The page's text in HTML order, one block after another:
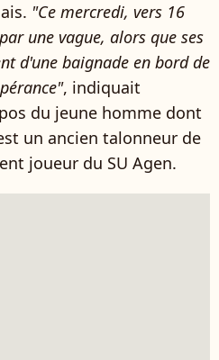
"Ce mercredi, vers 16
une vague, alors que ses
d'une baignade en bord de
, indiquait
du jeune homme dont
un ancien talonneur de
joueur du SU Agen.